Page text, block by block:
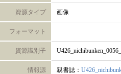
資源タイプ 画像
フォーマット
資源識別子
情報源 親書誌：